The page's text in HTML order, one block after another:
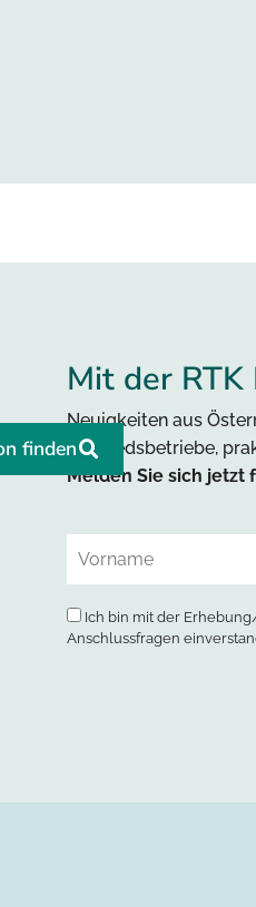
finden
Mit der
Neuigkeiten aus
Mitgliedsbetriebe,
Melden Sie sich jetzt
Ich bin mit der
Anschlussfragen